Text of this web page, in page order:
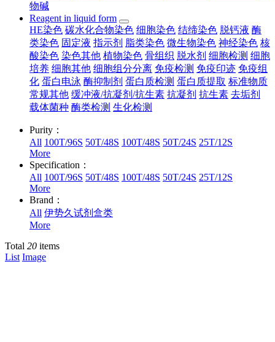
物碱
Reagent in liquid form
HE染色 碳水化合物染色 细胞染色 结缔染色 脱钙液 酶
类染色 固定液 指示剂 脂类染色 微生物染色 神经染色 核
酸染色 染色其他 植物染色 骨组织 脱水剂 细胞检测 细胞
培养 细胞其他 细胞组分分离 免疫检测 免疫印迹 免疫组
化 蛋白电泳 酶抑制剂 蛋白质检测 蛋白质提取 标准物质
常规其他 缓冲液/抗凝剂/抗生素 抗凝剂 抗生素 去垢剂
载体菌种 酶类检测 生化检测
Purity：
All 100T/96S 50T/48S 100T/48S 50T/24S 25T/12S
More
Specification：
All 100T/96S 50T/48S 100T/48S 50T/24S 25T/12S
More
Brand：
All 伊势久试剂盒类
More
Total 20 items
List Image